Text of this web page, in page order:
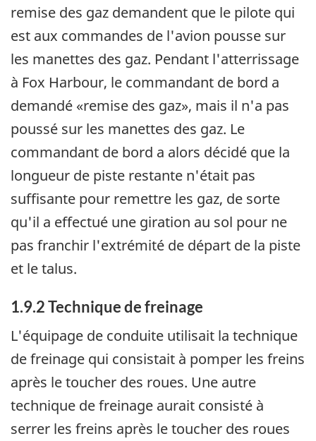
remise des gaz demandent que le pilote qui
est aux commandes de l'avion pousse sur
les manettes des gaz. Pendant l'atterrissage
à Fox Harbour, le commandant de bord a
demandé «remise des gaz», mais il n'a pas
poussé sur les manettes des gaz. Le
commandant de bord a alors décidé que la
longueur de piste restante n'était pas
suffisante pour remettre les gaz, de sorte
qu'il a effectué une giration au sol pour ne
pas franchir l'extrémité de départ de la piste
et le talus.
1.9.2 Technique de freinage
L'équipage de conduite utilisait la technique
de freinage qui consistait à pomper les freins
après le toucher des roues. Une autre
technique de freinage aurait consisté à
serrer les freins après le toucher des roues